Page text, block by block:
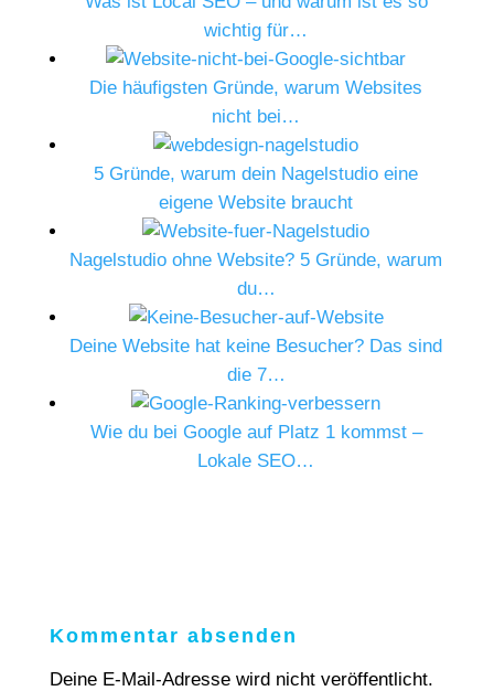
wichtig für…
Die häufigsten Gründe, warum Websites
nicht bei…
5 Gründe, warum dein Nagelstudio eine
eigene Website braucht
Nagelstudio ohne Website? 5 Gründe, warum
du…
Deine Website hat keine Besucher? Das sind
die 7…
Wie du bei Google auf Platz 1 kommst –
Lokale SEO…
Kommentar absenden
Deine E-Mail-Adresse wird nicht veröffentlicht.